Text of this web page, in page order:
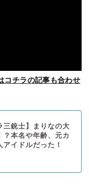
コチラの記事も合わせ
三銃士】まりなの大
？本名や年齢、元カ
アイドルだった！